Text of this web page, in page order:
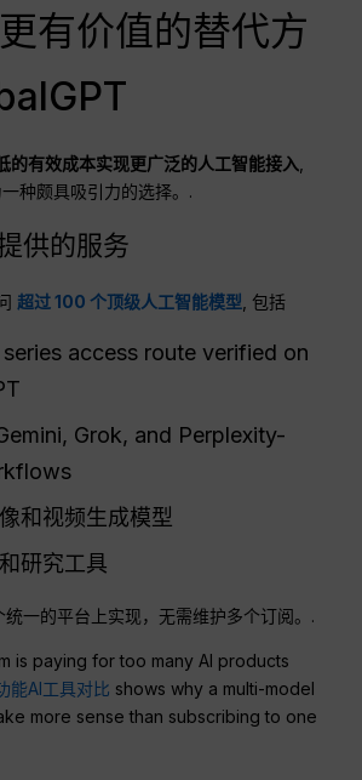
有价值的替代方
的有效成本实现更广泛的人工智能接入
种颇具吸引力的选择。.
供的服务
超过 100 个顶级人工智能模型 , 包括
access route verified on
Grok, and Perplexity-
和视频生成模型
研究工具
一的平台上实现，无需维护多个订阅。.
is paying for too many AI products
能AI工具对比 shows why a multi-model
more sense than subscribing to one